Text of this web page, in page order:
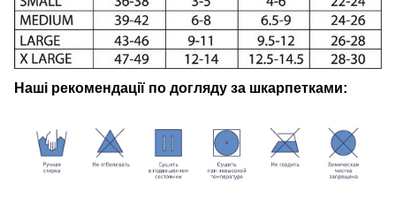
Наші рекомендації по догляду за шкарпетками: